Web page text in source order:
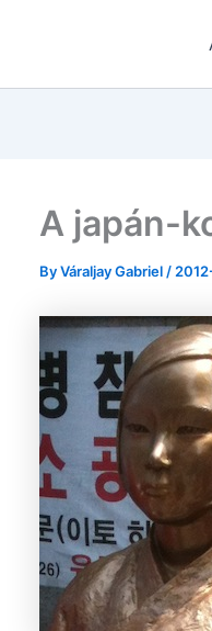
A japán-
ByVáraljay Gabriel /